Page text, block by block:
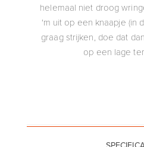
helemaal niet droog
‘m uit op een knaapje (in
graag strijken, doe dat
op een lage